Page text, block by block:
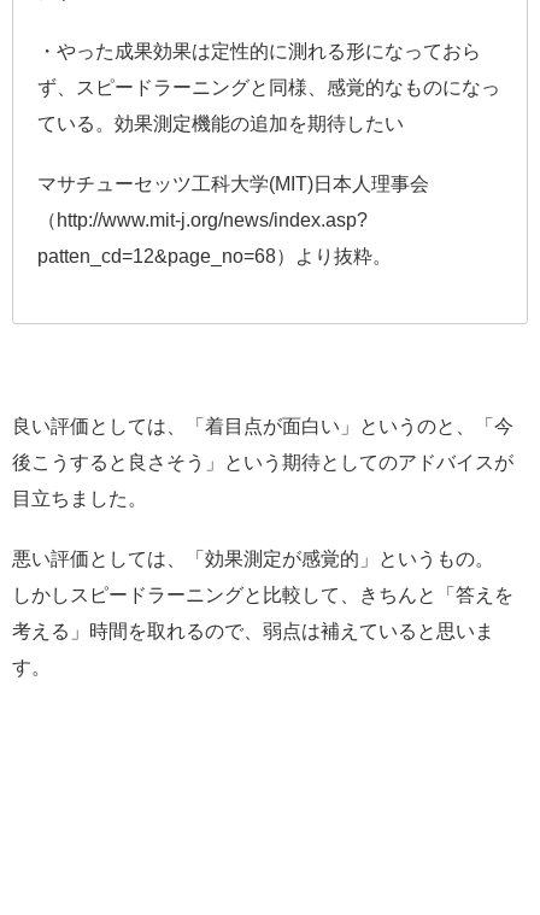
・やった成果効果は定性的に測れる形になっておら
ず、スピードラーニングと同様、感覚的なものになっ
ている。効果測定機能の追加を期待したい
マサチューセッツ工科大学(MIT)日本人理事会
（http://www.mit-j.org/news/index.asp?
patten_cd=12&page_no=68）より抜粋。
良い評価としては、「着目点が面白い」というのと、「今
後こうすると良さそう」という期待としてのアドバイスが
目立ちました。
悪い評価としては、「効果測定が感覚的」というもの。
しかしスピードラーニングと比較して、きちんと「答えを
考える」時間を取れるので、弱点は補えていると思いま
す。